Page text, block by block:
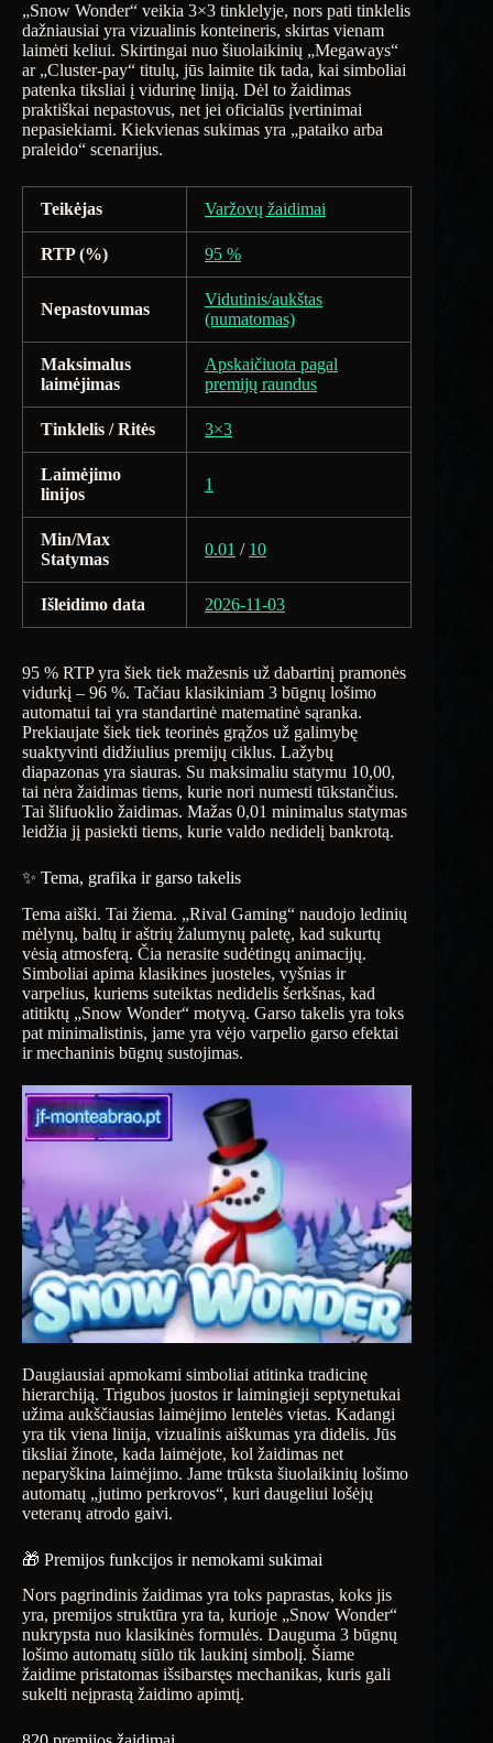
„Snow Wonder“ veikia 3×3 tinklelyje, nors pati tinklelis
dažniausiai yra vizualinis konteineris, skirtas vienam
laimėti keliui. Skirtingai nuo šiuolaikinių „Megaways“
ar „Cluster-pay“ titulų, jūs laimite tik tada, kai simboliai
patenka tiksliai į vidurinę liniją. Dėl to žaidimas
praktiškai nepastovus, net jei oficialūs įvertinimai
nepasiekiami. Kiekvienas sukimas yra „pataiko arba
praleido“ scenarijus.
Teikėjas Varžovų žaidimai
RTP (%) 95 %
Nepastovumas
Vidutinis/aukštas
(numatomas)
Maksimalus
laimėjimas
Apskaičiuota pagal
premijų raundus
Tinklelis / Ritės 3×3
Laimėjimo
linijos
1
Min/Max
Statymas
0.01 / 10
Išleidimo data 2026-11-03
95 % RTP yra šiek tiek mažesnis už dabartinį pramonės
vidurkį – 96 %. Tačiau klasikiniam 3 būgnų lošimo
automatui tai yra standartinė matematinė sąranka.
Prekiaujate šiek tiek teorinės grąžos už galimybę
suaktyvinti didžiulius premijų ciklus. Lažybų
diapazonas yra siauras. Su maksimaliu statymu 10,00,
tai nėra žaidimas tiems, kurie nori numesti tūkstančius.
Tai šlifuoklio žaidimas. Mažas 0,01 minimalus statymas
leidžia jį pasiekti tiems, kurie valdo nedidelį bankrotą.
✨ Tema, grafika ir garso takelis
Tema aiški. Tai žiema. „Rival Gaming“ naudojo ledinių
mėlynų, baltų ir aštrių žalumynų paletę, kad sukurtų
vėsią atmosferą. Čia nerasite sudėtingų animacijų.
Simboliai apima klasikines juosteles, vyšnias ir
varpelius, kuriems suteiktas nedidelis šerkšnas, kad
atitiktų „Snow Wonder“ motyvą. Garso takelis yra toks
pat minimalistinis, jame yra vėjo varpelio garso efektai
ir mechaninis būgnų sustojimas.
Daugiausiai apmokami simboliai atitinka tradicinę
hierarchiją. Trigubos juostos ir laimingieji septynetukai
užima aukščiausias laimėjimo lentelės vietas. Kadangi
yra tik viena linija, vizualinis aiškumas yra didelis. Jūs
tiksliai žinote, kada laimėjote, kol žaidimas net
neparyškina laimėjimo. Jame trūksta šiuolaikinių lošimo
automatų „jutimo perkrovos“, kuri daugeliui lošėjų
veteranų atrodo gaivi.
🎁 Premijos funkcijos ir nemokami sukimai
Nors pagrindinis žaidimas yra toks paprastas, koks jis
yra, premijos struktūra yra ta, kurioje „Snow Wonder“
nukrypsta nuo klasikinės formulės. Dauguma 3 būgnų
lošimo automatų siūlo tik laukinį simbolį. Šiame
žaidime pristatomas išsibarstęs mechanikas, kuris gali
sukelti neįprastą žaidimo apimtį.